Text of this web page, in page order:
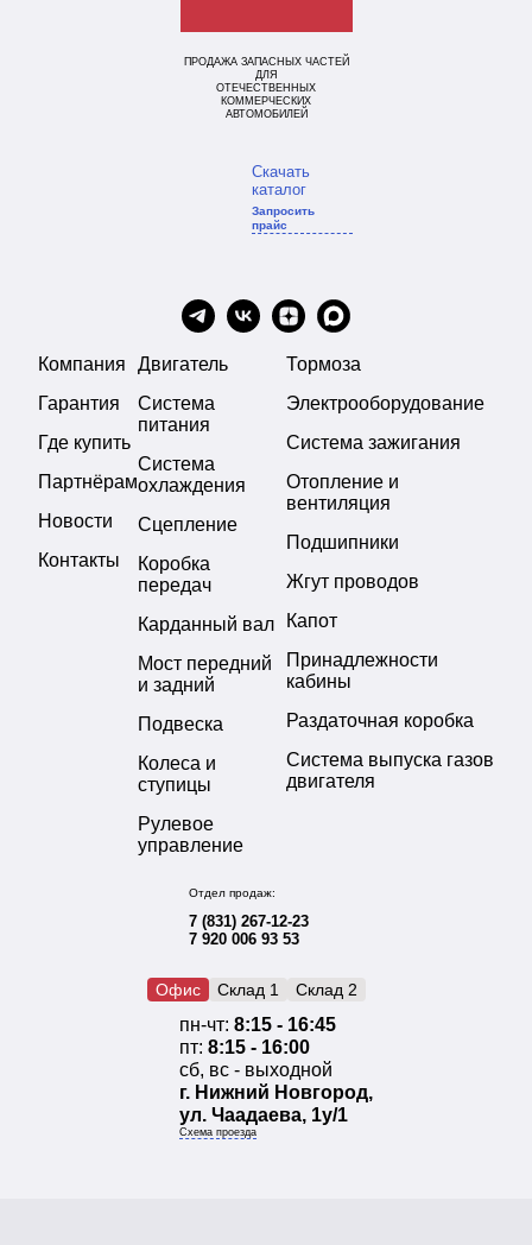
ПРОДАЖА ЗАПАСНЫХ ЧАСТЕЙ
ДЛЯ
ОТЕЧЕСТВЕННЫХ
КОММЕРЧЕСКИХ
АВТОМОБИЛЕЙ
Скачать
каталог
Запросить
прайс
Компания
Гарантия
Где купить
Партнёрам
Новости
Контакты
Двигатель
Система
питания
Система
охлаждения
Сцепление
Коробка
передач
Карданный вал
Мост передний
и задний
Подвеска
Колеса и
ступицы
Рулевое
управление
Тормоза
Электрооборудование
Система зажигания
Отопление и
вентиляция
Подшипники
Жгут проводов
Капот
Принадлежности
кабины
Раздаточная коробка
Система выпуска газов
двигателя
Отдел продаж:
7 (831) 267-12-23
7 920 006 93 53
Офис Склад 1 Склад 2
пн-чт: 8:15 - 16:45
пт: 8:15 - 16:00
сб, вс - выходной
г. Нижний Новгород,
ул. Чаадаева, 1у/1
Схема проезда